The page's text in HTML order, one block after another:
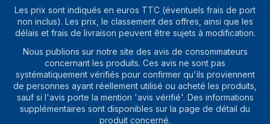
Les prix sont indiqués en euros TTC (éventuels frais de port
non inclus). Les prix, le classement des offres, ainsi que les
délais et frais de livraison peuvent être sujets à modification.
Nous publions sur notre site des avis de consommateurs
concernant les produits. Ces avis ne sont pas
systématiquement vérifiés pour confirmer qu'ils proviennent
de personnes ayant réellement utilisé ou acheté les produits,
sauf si l'avis porte la mention 'avis vérifié'. Des informations
supplémentaires sont disponibles sur la page de détail du
produit concerné.